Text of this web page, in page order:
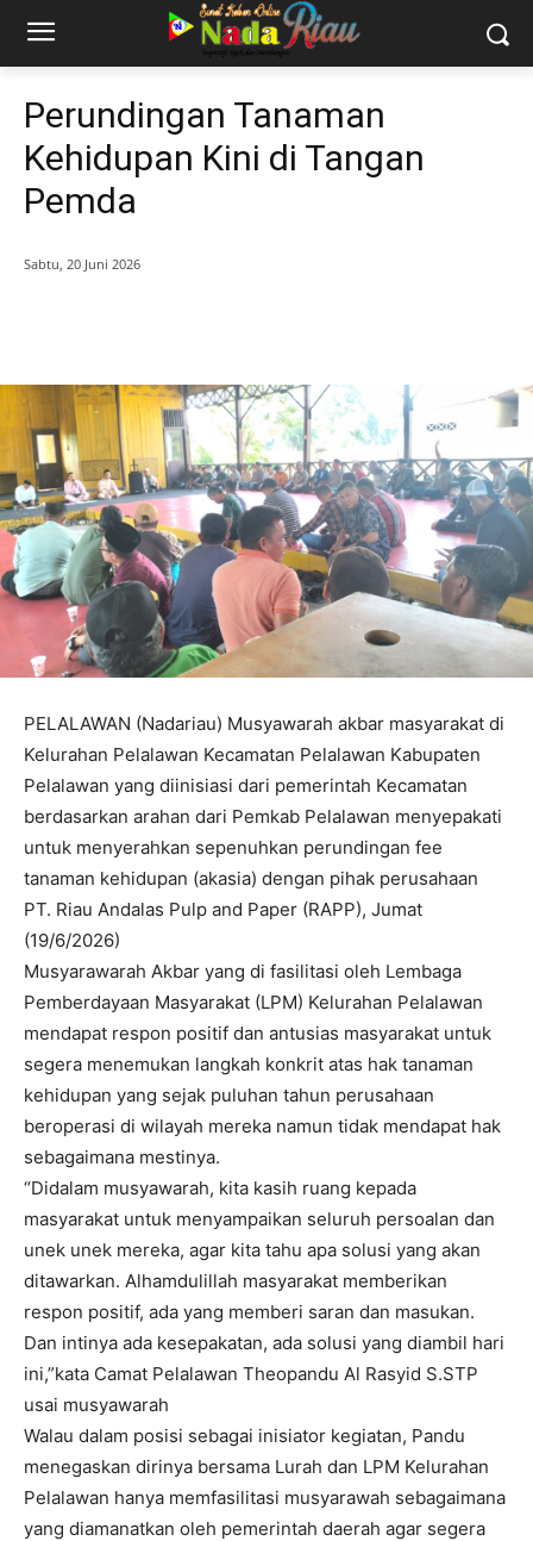
Perundingan Tanaman
Kehidupan Kini di Tangan
Pemda
Sabtu, 20 Juni 2026
PELALAWAN (Nadariau) Musyawarah akbar masyarakat di
Kelurahan Pelalawan Kecamatan Pelalawan Kabupaten
Pelalawan yang diinisiasi dari pemerintah Kecamatan
berdasarkan arahan dari Pemkab Pelalawan menyepakati
untuk menyerahkan sepenuhkan perundingan fee
tanaman kehidupan (akasia) dengan pihak perusahaan
PT. Riau Andalas Pulp and Paper (RAPP), Jumat
(19/6/2026)
Musyarawarah Akbar yang di fasilitasi oleh Lembaga
Pemberdayaan Masyarakat (LPM) Kelurahan Pelalawan
mendapat respon positif dan antusias masyarakat untuk
segera menemukan langkah konkrit atas hak tanaman
kehidupan yang sejak puluhan tahun perusahaan
beroperasi di wilayah mereka namun tidak mendapat hak
sebagaimana mestinya.
“Didalam musyawarah, kita kasih ruang kepada
masyarakat untuk menyampaikan seluruh persoalan dan
unek unek mereka, agar kita tahu apa solusi yang akan
ditawarkan. Alhamdulillah masyarakat memberikan
respon positif, ada yang memberi saran dan masukan.
Dan intinya ada kesepakatan, ada solusi yang diambil hari
ini,”kata Camat Pelalawan Theopandu Al Rasyid S.STP
usai musyawarah
Walau dalam posisi sebagai inisiator kegiatan, Pandu
menegaskan dirinya bersama Lurah dan LPM Kelurahan
Pelalawan hanya memfasilitasi musyarawah sebagaimana
yang diamanatkan oleh pemerintah daerah agar segera